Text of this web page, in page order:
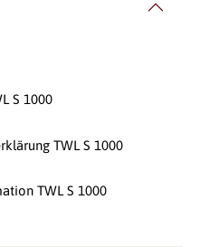
S 1000
TWL S 1000
TWL S 1000